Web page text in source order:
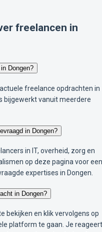
freelancen in
Dongen?
freelance opdrachten in
bijgewerkt vanuit meerdere
in Dongen?
in IT, overheid, zorg en
op deze pagina voor een
expertises in Dongen.
in Dongen?
bekijken en klik vervolgens op
platform te gaan. Je reageert